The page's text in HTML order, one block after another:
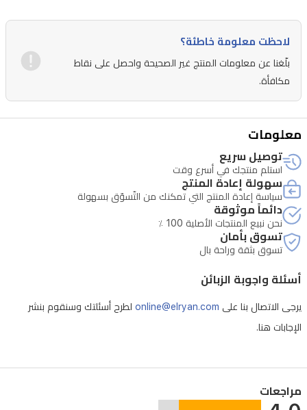
ثم
يظهر
قلب
ورد
والياسمين
ولمسة
فلفل،
وتكوّن
خشب
الصندل
والمسك
قاعدة
دائمة
فخم
لاحظت معلومة خاطئة؟
بلّغنا عن معلومات المنتج غير الصحيحة واحصل على نقاط
مكافأة.
معلومات
توصيل سريع
استلم منتجك في أسرع وقت
سهولة إعادة المنتج
سياسة إعادة المنتج التي تمكنك من التّسوّق بسهولة
دائماً موثوقة
نحن نبيع المنتجات الأصلية 100 ٪
تسوق بأمان
تسوق بثقة وراحة بال
أسئلة واجوبة الزبائن
يرجى الاتصال بنا على online@elryan.com لطرح أسئلتك وسنقوم بنشر
الإجابات هنا.
مراجعات